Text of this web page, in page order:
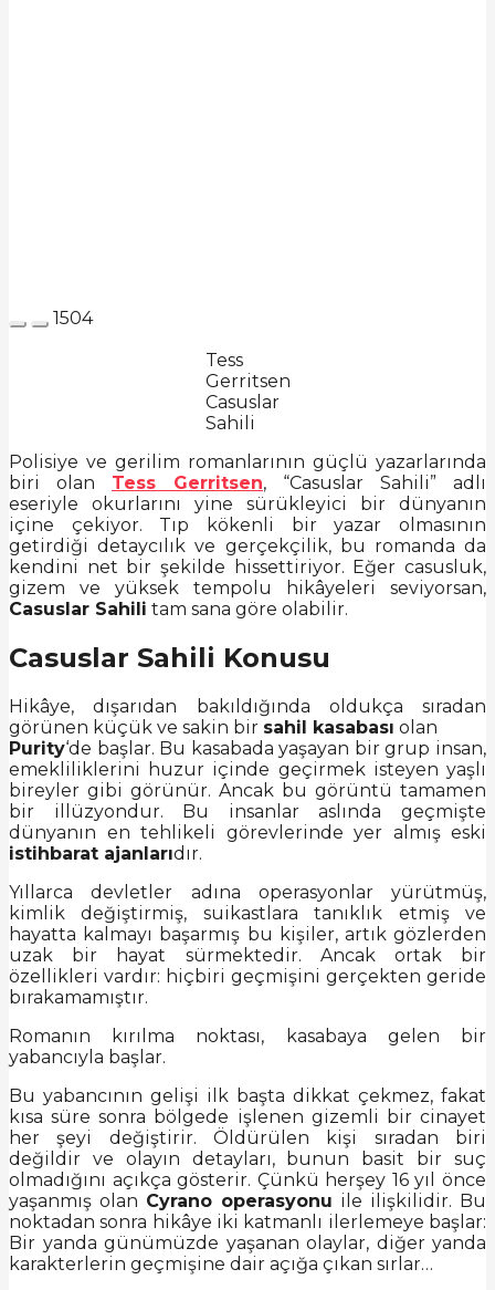
1504
Tess
Gerritsen
Casuslar
Sahili
Polisiye ve gerilim romanlarının güçlü yazarlarında
biri olan Tess Gerritsen, “Casuslar Sahili” adlı
eseriyle okurlarını yine sürükleyici bir dünyanın
içine çekiyor. Tıp kökenli bir yazar olmasının
getirdiği detaycılık ve gerçekçilik, bu romanda da
kendini net bir şekilde hissettiriyor. Eğer casusluk,
gizem ve yüksek tempolu hikâyeleri seviyorsan,
Casuslar Sahili tam sana göre olabilir.
Casuslar Sahili Konusu
Hikâye, dışarıdan bakıldığında oldukça sıradan
görünen küçük ve sakin bir sahil kasabası olan
Purity‘de başlar. Bu kasabada yaşayan bir grup insan,
emekliliklerini huzur içinde geçirmek isteyen yaşlı
bireyler gibi görünür. Ancak bu görüntü tamamen
bir illüzyondur. Bu insanlar aslında geçmişte
dünyanın en tehlikeli görevlerinde yer almış eski
istihbarat ajanlarıdır.
Yıllarca devletler adına operasyonlar yürütmüş,
kimlik değiştirmiş, suikastlara tanıklık etmiş ve
hayatta kalmayı başarmış bu kişiler, artık gözlerden
uzak bir hayat sürmektedir. Ancak ortak bir
özellikleri vardır: hiçbiri geçmişini gerçekten geride
bırakamamıştır.
Romanın kırılma noktası, kasabaya gelen bir
yabancıyla başlar.
Bu yabancının gelişi ilk başta dikkat çekmez, fakat
kısa süre sonra bölgede işlenen gizemli bir cinayet
her şeyi değiştirir. Öldürülen kişi sıradan biri
değildir ve olayın detayları, bunun basit bir suç
olmadığını açıkça gösterir. Çünkü herşey 16 yıl önce
yaşanmış olan Cyrano operasyonu ile ilişkilidir. Bu
noktadan sonra hikâye iki katmanlı ilerlemeye başlar:
Bir yanda günümüzde yaşanan olaylar, diğer yanda
karakterlerin geçmişine dair açığa çıkan sırlar…